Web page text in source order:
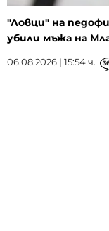
"Ловци" на
убили мъжа на
06.08.2026 | 15:54 ч.